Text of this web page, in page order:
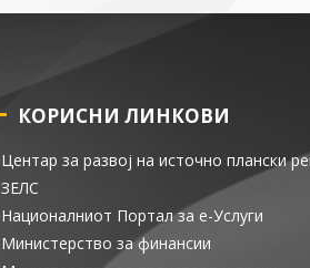
КОРИСНИ ЛИНКОВИ
Центар за развој на источно плански
ЗЕЛС
Националниот Портал за е-Услуги
Министерство за финансии